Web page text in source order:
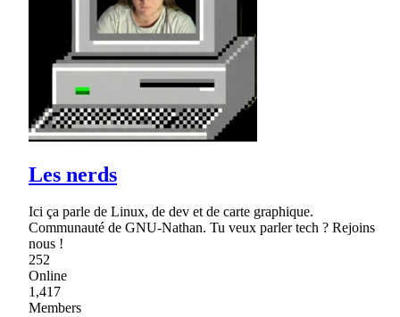
Les nerds
Ici ça parle de Linux, de dev et de carte graphique.
Communauté de GNU-Nathan. Tu veux parler tech ? Rejoins
nous !
252
Online
1,417
Members